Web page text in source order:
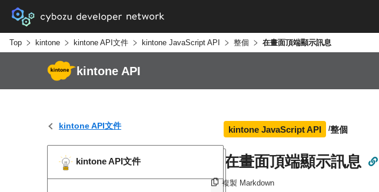
Top kintone kintone API文件 kintone JavaScript API 整個 在畫面頂端顯示訊息
kintone API
kintone API文件
kintone API文件
kintone JavaScript API 整個
在畫面頂端顯示訊息
複製 Markdown